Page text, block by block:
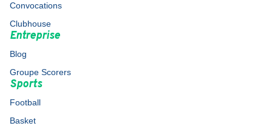
Convocations
Clubhouse
Entreprise
Blog
Groupe Scorers
Sports
Football
Basket